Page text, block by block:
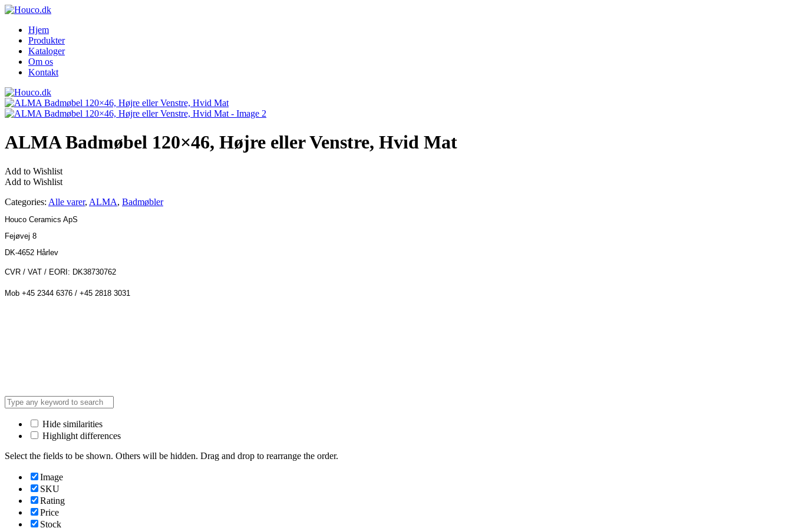
Hjem
Produkter
Kataloger
Om os
Kontakt
ALMA Badmøbel 120×46, Højre eller Venstre, Hvid Mat
Add to Wishlist
Add to Wishlist
Categories: Alle varer, ALMA, Badmøbler
Houco Ceramics ApS
Fejøvej 8
DK-4652 Hårlev
CVR / VAT / EORI: DK38730762
Mob +45 2344 6376 / +45 2818 3031
Hide similarities
Highlight differences
Select the fields to be shown. Others will be hidden. Drag and drop to rearrange the order.
Image
SKU
Rating
Price
Stock